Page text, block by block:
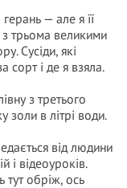
— але я її
трьома великими
Сусіди, які
сорт і де я взяла.
з третього
золи в літрі води.
від людини
і відеоуроків.
тут обріж, ось